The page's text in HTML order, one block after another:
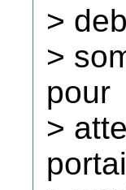
>
>
pour
>